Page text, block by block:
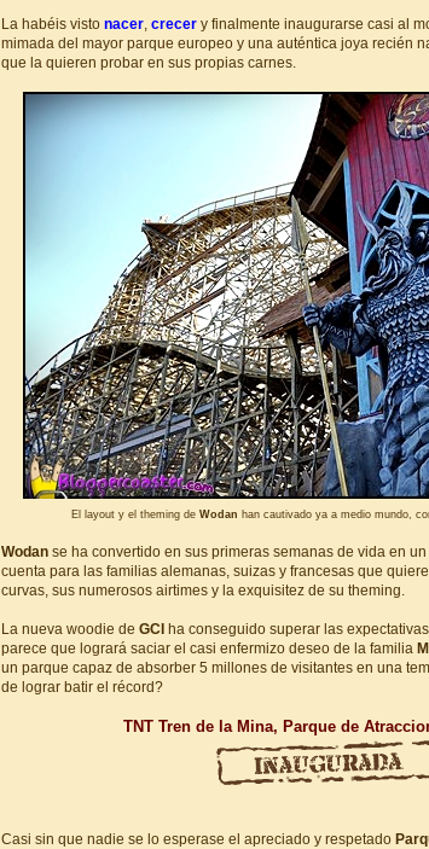
La habéis visto nacer, crecer y finalmente inaugurarse casi al
mimada del mayor parque europeo y una auténtica joya recién
que la quieren probar en sus propias carnes.
El layout y el theming de Wodan han cautivado ya a medio mundo,
Wodan se ha convertido en sus primeras semanas de vida en
cuenta para las familias alemanas, suizas y francesas que
curvas, sus numerosos airtimes y la exquisitez de su theming.
La nueva woodie de GCI
ha conseguido superar las
parece que logrará saciar el casi enfermizo deseo de la familia
un parque capaz de absorber 5 millones de visitantes en una
de lograr batir el récord?
TNT Tren de la Mina, Parque de
Casi sin que nadie se lo esperase el apreciado y respetado